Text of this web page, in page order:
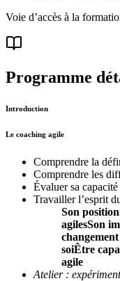
Voie d’accès à la
Programme
Introduction
Le coaching agile
Comprendre la
Comprendre les
Évaluer sa
Travailler l’esprit
Son
agilesSon
soiÊtre
agile
Atelier :